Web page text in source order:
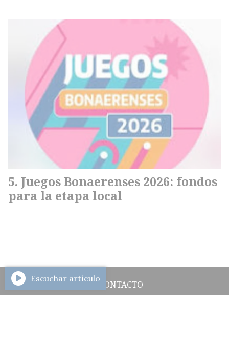
Juegos Bonaerenses 2026: fondos
para la etapa local
CONTACTO
Escuchar artículo